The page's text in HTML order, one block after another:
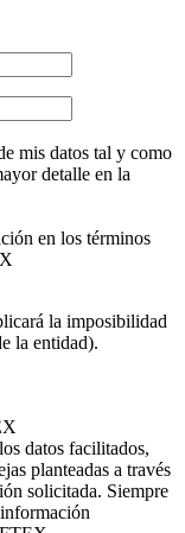
mis datos tal y como
detalle en la
en los términos
la imposibilidad
la entidad).
datos facilitados,
planteadas a través
solicitada. Siempre